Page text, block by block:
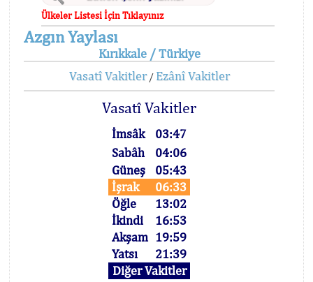
Ülkeler Listesi İçin Tıklayınız
Azgın Yaylası
Kırıkkale / Türkiye
Vasatî Vakitler/ Ezânî Vakitler
Vasatî Vakitler
İmsâk
03:47
Sabâh
04:06
Güneş
05:43
İşrak
06:33
Öğle
13:02
İkindi
16:53
Akşam 19:59
Yatsı
21:39
Diğer Vakitler